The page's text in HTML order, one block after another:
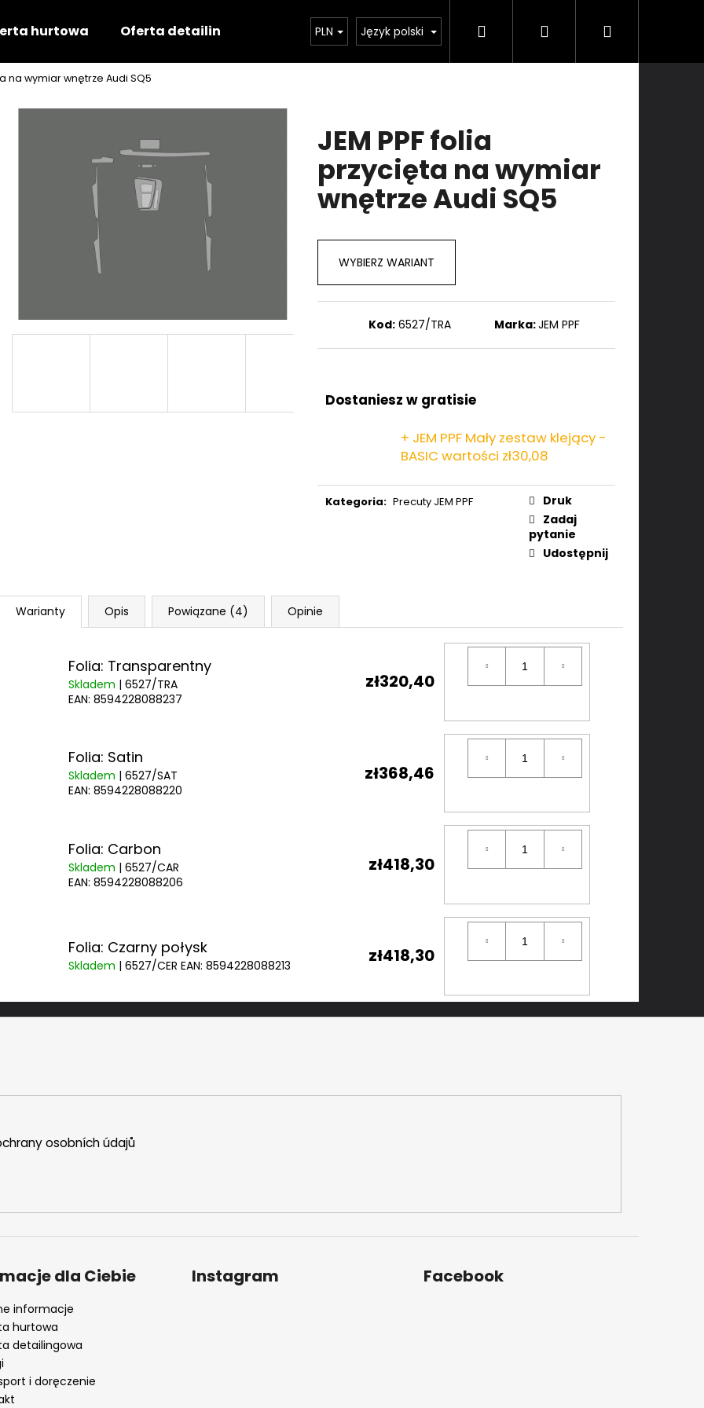
hurtowa Oferta detailingowa Szkolenie Usługi Kontakt
PLN Język polski Szukaj Zaloguj Koszyk
na wymiar wnętrze Audi SQ5
JEM PPF folia
przycięta na wymiar
wnętrze Audi SQ5
WYBIERZ WARIANT
Kod: 6527/TRA Marka:JEM PPF
Dostaniesz w gratisie
+ JEM PPF Mały zestaw klejący -
BASIC wartości zł30,08
Kategoria: Precuty JEM PPF
Druk
Zadaj
pytanie
Udostępnij
Warianty Opis Powiązane (4) Opinie
Folia: Transparentny
Skladem | 6527/TRA
EAN: 8594228088237
zł320,40
Folia: Satin
Skladem | 6527/SAT
EAN: 8594228088220
zł368,46
Folia: Carbon
Skladem | 6527/CAR
EAN: 8594228088206
zł418,30
Folia: Czarny połysk
Skladem | 6527/CER EAN: 8594228088213 zł418,30
Czego szukasz?
Polecamy
osobních údajů
dla Ciebie
informacje
hurtowa
detailingowa
i doręczenie
Instagram Facebook